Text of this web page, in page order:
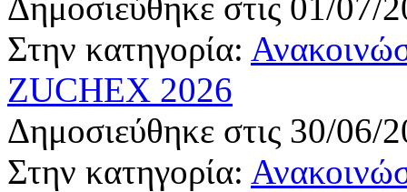
Στην κατηγορία:
ZUCHEX 2026
Δημοσιεύθηκε στις 30/06/
Στην κατηγορία: